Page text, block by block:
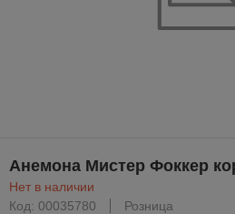
Анемона Мистер Фоккер
Нет в наличии
Код: 00035780
Розница